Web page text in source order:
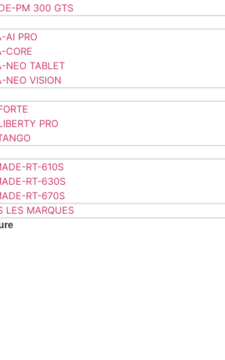
PM 300 GTS
AI PRO
CORE
NEO TABLET
NEO VISION
PRO
RT-610S
RT-630S
RT-670S
LES MARQUES